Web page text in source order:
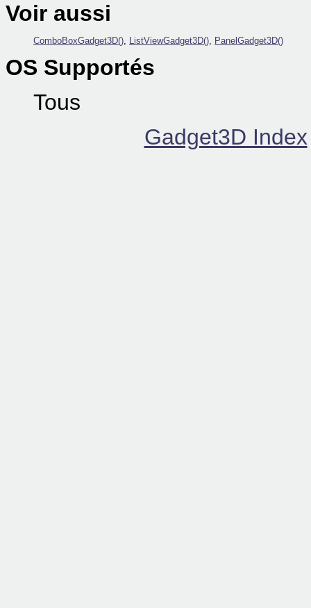
Voir aussi
ComboBoxGadget3D(), ListViewGadget3D(), PanelGadget3D()
OS Supportés
Tous
Gadget3D Index